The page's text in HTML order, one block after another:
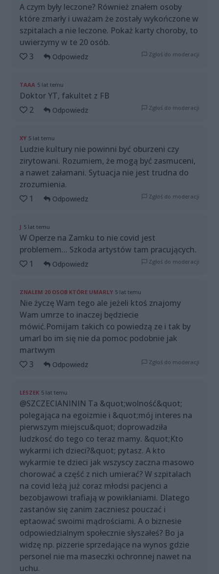
A czym były leczone? Również znałem osoby
które zmarły i uważam że zostały wykończone w
szpitalach a nie leczone. Pokaż karty choroby, to
uwierzymy w te 20 osób.
3
Odpowiedz Zgłoś do moderacji
TAAA 5 lat temu
Doktor YT, fakultet z FB
2
Odpowiedz Zgłoś do moderacji
XY 5 lat temu
Ludzie kultury nie powinni być oburzeni czy
zirytowani. Rozumiem, że mogą być zasmuceni,
a nawet załamani. Sytuacja nie jest trudna do
zrozumienia.
1
Odpowiedz Zgłoś do moderacji
J 5 lat temu
W Operze na Zamku to nie covid jest
problemem... Szkoda artystów tam pracujących.
1
Odpowiedz Zgłoś do moderacji
ZNALEM 20 OSOB KTÓRE UMARLY 5 lat temu
Nie życzę Wam tego ale jeżeli ktoś znajomy
Wam umrze to inaczej będziecie
mówić.Pomijam takich co powiedzą ze i tak by
umarl bo im się nie da pomoc podobnie jak
martwym
3
Odpowiedz Zgłoś do moderacji
LESZEK 5 lat temu
@SZCZECIANININ Ta &quot;wolność&quot;
polegająca na egoizmie i &quot;mój interes na
pierwszym miejscu&quot; doprowadziła
ludzkosć do tego co teraz mamy. &quot;Kto
wykarmi ich dzieci?&quot; pytasz. A kto
wykarmie te dzieci jak wszyscy zaczna masowo
chorować a część z nich umierać? W szpitalach
na covid leżą już coraz młodsi pacjenci a
bezobjawowi trafiają w powikłaniami. Dlatego
zastanów się zanim zaczniesz pouczać i
eptaować swoimi mądrościami. A o biznesie
odpowiedzialnym społecznie słyszałeś? Bo ja
widzę np. pizzerie sprzedające na wynos gdzie
personel nie ma maseczki ochronnej nawet na
uchu.